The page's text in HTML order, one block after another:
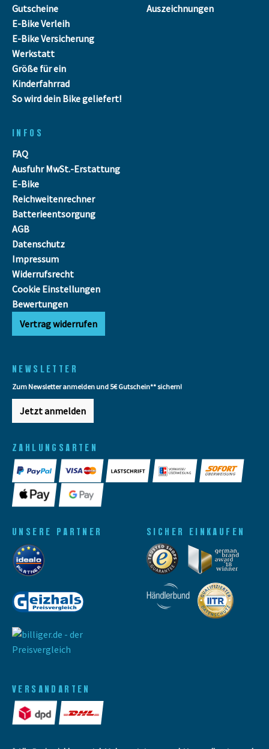
Gutscheine
E-Bike Verleih
E-Bike Versicherung
Werkstatt
Größe für ein
Kinderfahrrad
So wird dein Bike geliefert!
Auszeichnungen
INFOS
FAQ
Ausfuhr MwSt.-Erstattung
E-Bike
Reichweitenrechner
Batterieentsorgung
AGB
Datenschutz
Impressum
Widerrufsrecht
Cookie Einstellungen
Bewertungen
Vertrag widerrufen
NEWSLETTER
Zum Newsletter anmelden und 5€ Gutschein** sichern!
Jetzt anmelden
ZAHLUNGSARTEN
VERSANDARTEN
UNSERE PARTNER SICHER EINKAUFEN